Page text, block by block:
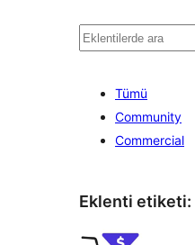
Ara
Tümü
Community
Commercial
Eklenti etiketi: